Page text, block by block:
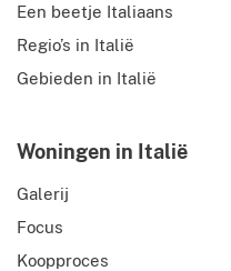
Een beetje Italiaans
Regio’s in Italië
Gebieden in Italië
Woningen in Italië
Galerij
Focus
Koopproces